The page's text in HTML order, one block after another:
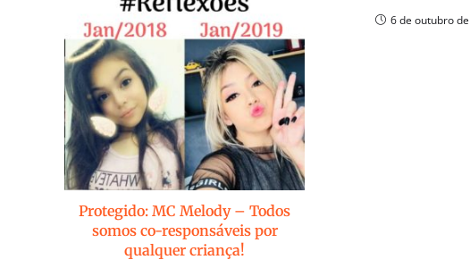
Protegido: MC Melody – Todos
somos co-responsáveis por
qualquer criança!
6 de outubro